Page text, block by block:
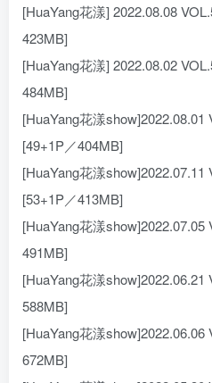
[HuaYang花漾] 2022.08.08
423MB]
[HuaYang花漾] 2022.08.02
484MB]
[HuaYang花漾show]2022.08.01
[49+1P／404MB]
[HuaYang花漾show]2022.07.11
[53+1P／413MB]
[HuaYang花漾show]2022.07.05
491MB]
[HuaYang花漾show]2022.06.21
588MB]
[HuaYang花漾show]2022.06.06
672MB]